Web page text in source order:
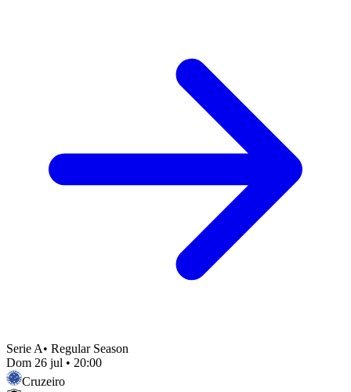
Serie A• Regular Season
Dom 26 jul • 20:00
Cruzeiro